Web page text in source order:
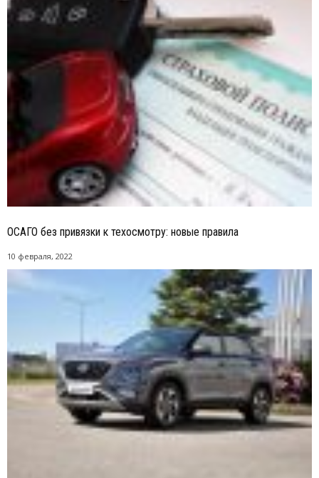
ОСАГО без привязки к техосмотру: новые правила
10 февраля, 2022